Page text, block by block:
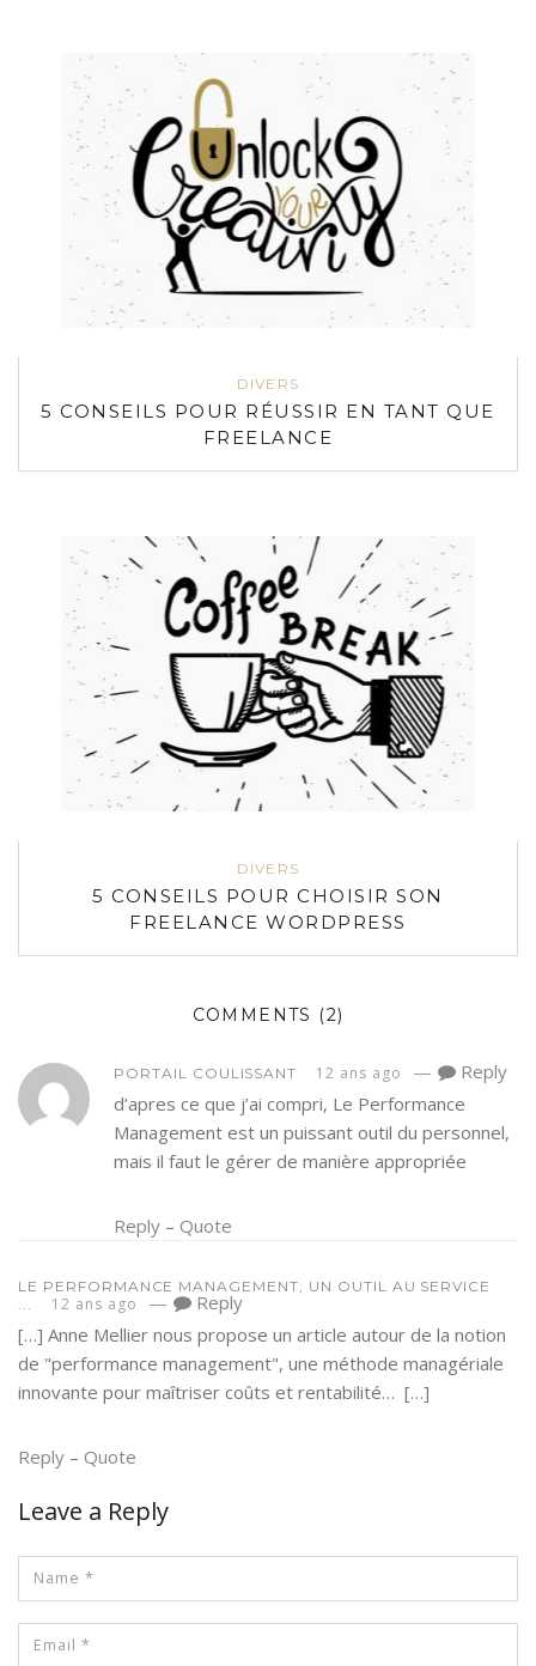
DIVERS
5 CONSEILS POUR RÉUSSIR EN TANT QUE
FREELANCE
DIVERS
5 CONSEILS POUR CHOISIR SON
FREELANCE WORDPRESS
COMMENTS (2)
PORTAIL COULISSANT 12 ans ago —
Reply
d’apres ce que j’ai compri, Le Performance
Management est un puissant outil du personnel,
mais il faut le gérer de manière appropriée
Reply – Quote
LE PERFORMANCE MANAGEMENT, UN OUTIL AU SERVICE
12 ans ago —
Reply
[…] Anne Mellier nous propose un article autour de la notion
de "performance management", une méthode managériale
innovante pour maîtriser coûts et rentabilité… […]
Reply – Quote
Leave a Reply